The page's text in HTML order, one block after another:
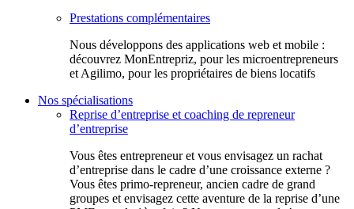
Prestations complémentaires
Nous développons des applications web et mobile :
découvrez MonEntrepriz, pour les microentrepreneurs
et Agilimo, pour les propriétaires de biens locatifs
Nos spécialisations
Reprise d’entreprise et coaching de repreneur
d’entreprise
Vous êtes entrepreneur et vous envisagez un rachat
d’entreprise dans le cadre d’une croissance externe ?
Vous êtes primo-repreneur, ancien cadre de grand
groupes et envisagez cette aventure de la reprise d’une